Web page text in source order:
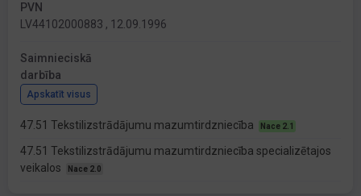
PVN
LV44102000883 , 12.09.1996
Saimnieciskā
darbība
Apskatīt visus
47.51 Tekstilizstrādājumu mazumtirdzniecība Nace 2.1
47.51 Tekstilizstrādājumu mazumtirdzniecība specializētajos
veikalos
Nace 2.0